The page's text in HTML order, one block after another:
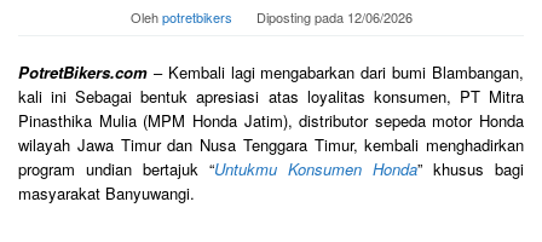
Olehpotretbikers Diposting pada 12/06/2026
PotretBikers.com – Kembali lagi mengabarkan dari bumi Blambangan,
kali ini Sebagai bentuk apresiasi atas loyalitas konsumen, PT Mitra
Pinasthika Mulia (MPM Honda Jatim), distributor sepeda motor Honda
wilayah Jawa Timur dan Nusa Tenggara Timur, kembali menghadirkan
program undian bertajuk “Untukmu Konsumen Honda” khusus bagi
masyarakat Banyuwangi.